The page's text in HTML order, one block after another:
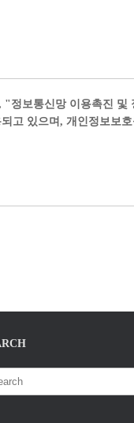
보통신망 이용촉진
고 있으며, 개인정보보